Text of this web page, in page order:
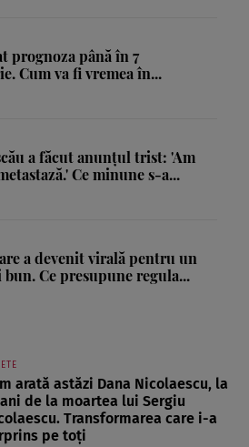
prognoza până în 7
Cum va fi vremea în...
a făcut anunțul trist: 'Am
Ce minune s-a...
a devenit virală pentru un
bun. Ce presupune regula...
arată astăzi Dana Nicolaescu, la
ani de la moartea lui Sergiu
Transformarea care i-a
pe toți